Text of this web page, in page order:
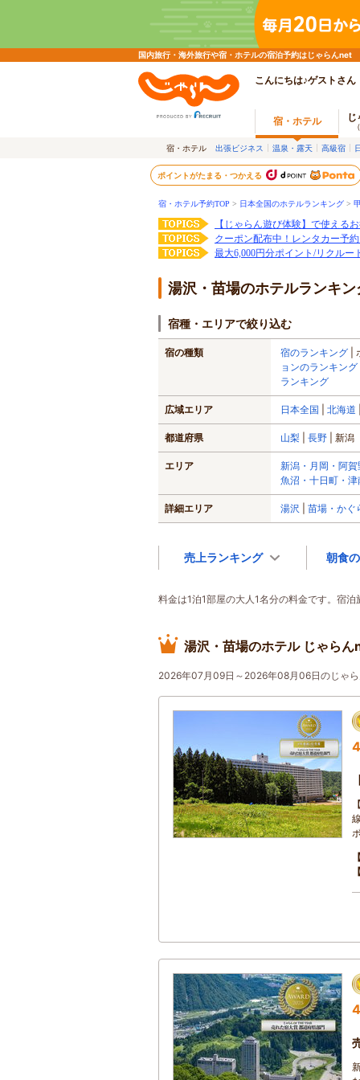
国内旅行・海外旅行や宿・ホテルの宿泊予約はじゃらんnet
こんにちは♪ゲストさん
宿・ホテル じ
宿・ホテル 出張ビジネス 温泉・露天 高級宿
ポイントがたまる・つかえる
宿・ホテル予約TOP > 日本全国のホテルランキング >
【じゃらん遊び体験】で使える
クーポン配布中！レンタカー予
最大6,000円分ポイント/リクルー
湯沢・苗場のホテルランキン
宿種・エリアで絞り込む
宿の種類 宿のランキング
ョンのランキング
ランキング
広域エリア 日本全国 北海道
都道府県 山梨 長野 新潟
エリア
新潟・月岡・阿賀
魚沼・十日町・
詳細エリア 湯沢 苗場・かぐ
売上ランキング 朝食
料金は1泊1部屋の大人1名分の料金です。宿
湯沢・苗場のホテル じゃら
2026年07月09日～2026年08月06日のじゃ